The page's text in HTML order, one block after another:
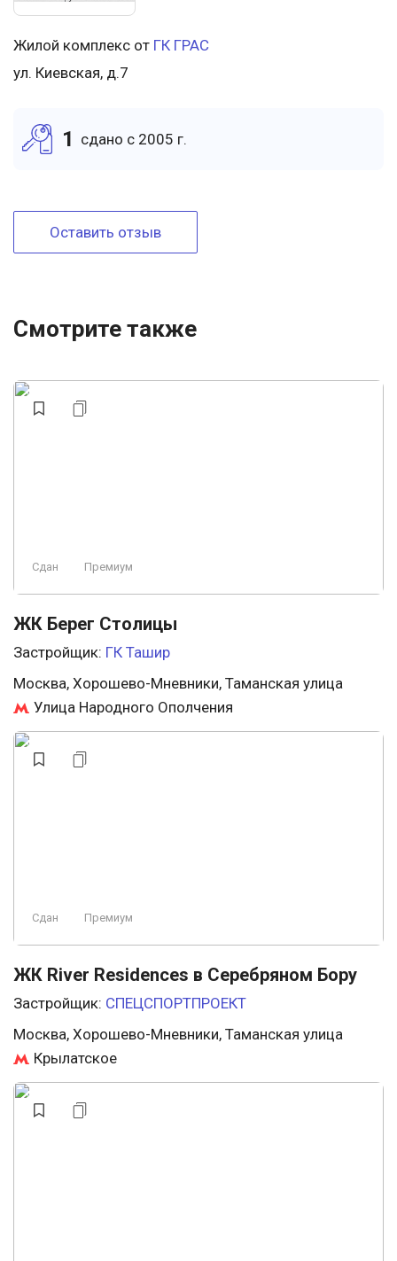
Жилой комплекс от ГК ГРАС
ул. Киевская, д.7
1 cдано c 2005 г.
Оставить отзыв
Смотрите также
Сдан Премиум
ЖК Берег Столицы
Застройщик: ГК Ташир
Москва, Хорошево-Мневники, Таманская улица
Улица Народного Ополчения
Сдан Премиум
ЖК River Residences в Серебряном Бору
Застройщик: СПЕЦСПОРТПРОЕКТ
Москва, Хорошево-Мневники, Таманская улица
Крылатское